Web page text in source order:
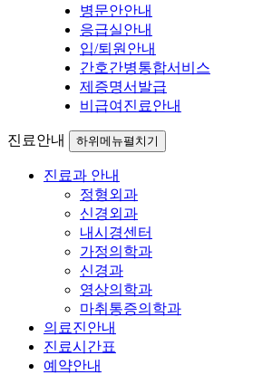
병문안안내
응급실안내
입/퇴원안내
간호간병통합서비스
제증명서발급
비급여진료안내
진료안내 하위메뉴펼치기
진료과 안내
정형외과
신경외과
내시경센터
가정의학과
신경과
영상의학과
마취통증의학과
의료진안내
진료시간표
예약안내